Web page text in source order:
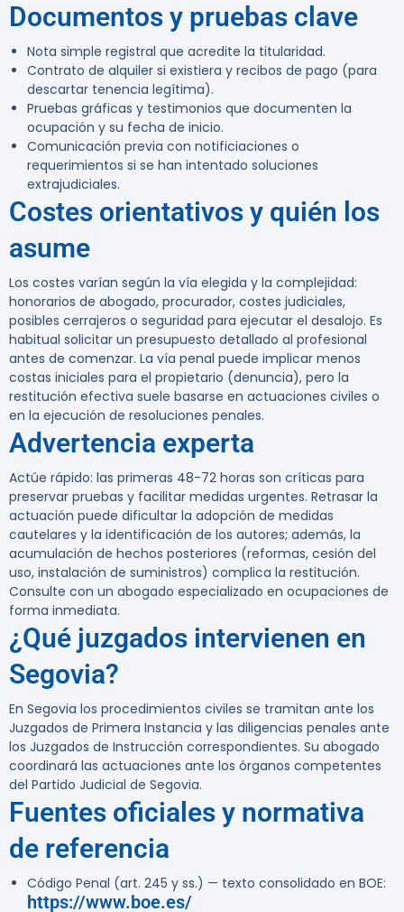
Documentos y pruebas clave
Nota simple registral que acredite la titularidad.
Contrato de alquiler si existiera y recibos de pago (para
descartar tenencia legítima).
Pruebas gráficas y testimonios que documenten la
ocupación y su fecha de inicio.
Comunicación previa con notificiaciones o
requerimientos si se han intentado soluciones
extrajudiciales.
Costes orientativos y quién los
asume
Los costes varían según la vía elegida y la complejidad:
honorarios de abogado, procurador, costes judiciales,
posibles cerrajeros o seguridad para ejecutar el desalojo. Es
habitual solicitar un presupuesto detallado al profesional
antes de comenzar. La vía penal puede implicar menos
costas iniciales para el propietario (denuncia), pero la
restitución efectiva suele basarse en actuaciones civiles o
en la ejecución de resoluciones penales.
Advertencia experta
Actúe rápido: las primeras 48-72 horas son críticas para
preservar pruebas y facilitar medidas urgentes. Retrasar la
actuación puede dificultar la adopción de medidas
cautelares y la identificación de los autores; además, la
acumulación de hechos posteriores (reformas, cesión del
uso, instalación de suministros) complica la restitución.
Consulte con un abogado especializado en ocupaciones de
forma inmediata.
¿Qué juzgados intervienen en
Segovia?
En Segovia los procedimientos civiles se tramitan ante los
Juzgados de Primera Instancia y las diligencias penales ante
los Juzgados de Instrucción correspondientes. Su abogado
coordinará las actuaciones ante los órganos competentes
del Partido Judicial de Segovia.
Fuentes oficiales y normativa
de referencia
Código Penal (art. 245 y ss.) — texto consolidado en BOE:
https://www.boe.es/